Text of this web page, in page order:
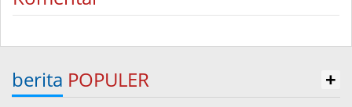
berita POPULER +